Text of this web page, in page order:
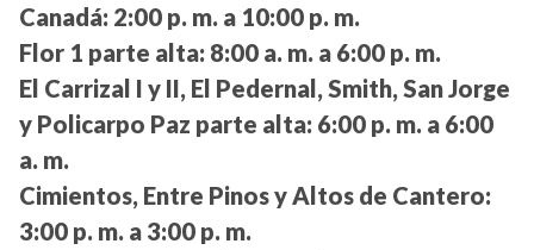
Canadá: 2:00 p. m. a 10:00 p. m.
Flor 1 parte alta: 8:00 a. m. a 6:00 p. m.
El Carrizal I y II, El Pedernal, Smith, San Jorge
y Policarpo Paz parte alta: 6:00 p. m. a 6:00
a. m.
Cimientos, Entre Pinos y Altos de Cantero:
3:00 p. m. a 3:00 p. m.